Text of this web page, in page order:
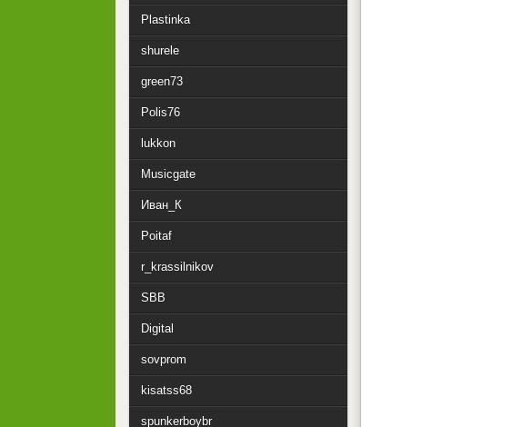
Plastinka
shurele
green73
Polis76
lukkon
Musicgate
Иван_К
Poitaf
r_krassilnikov
SBB
Digital
sovprom
kisatss68
spunkerboybr